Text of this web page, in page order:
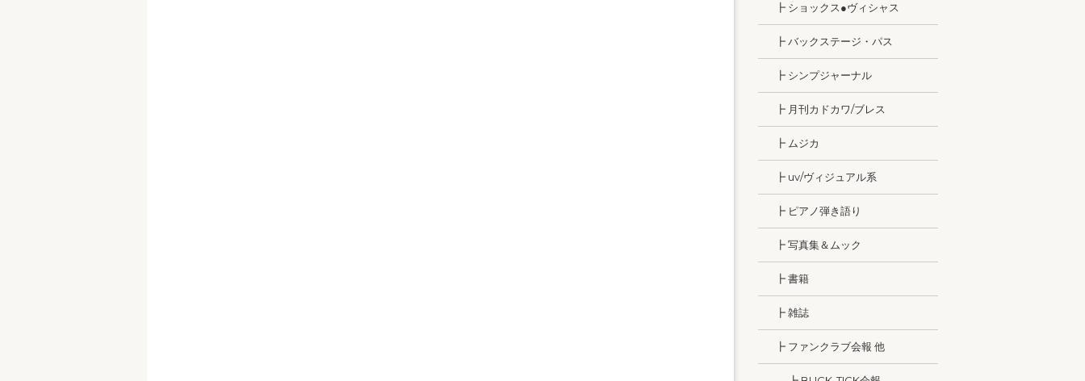
┣ ショックス●ヴィシャス
┣ バックステージ・パス
┣ シンプジャーナル
┣ 月刊カドカワ/ブレス
┣ ムジカ
┣ uv/ヴィジュアル系
┣ ピアノ弾き語り
┣ 写真集＆ムック
┣ 書籍
┣ 雑誌
┣ ファンクラブ会報 他